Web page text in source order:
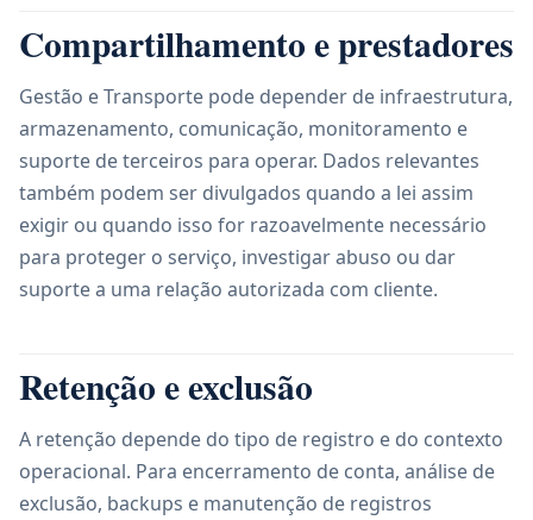
Compartilhamento e prestadores
Gestão e Transporte pode depender de infraestrutura,
armazenamento, comunicação, monitoramento e
suporte de terceiros para operar. Dados relevantes
também podem ser divulgados quando a lei assim
exigir ou quando isso for razoavelmente necessário
para proteger o serviço, investigar abuso ou dar
suporte a uma relação autorizada com cliente.
Retenção e exclusão
A retenção depende do tipo de registro e do contexto
operacional. Para encerramento de conta, análise de
exclusão, backups e manutenção de registros